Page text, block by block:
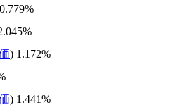
) 1.172%
) 1.441%